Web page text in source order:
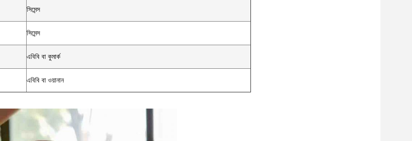
সিমেন্স
সিমেন্স
এবিবি বা কুমার্ক
এবিবি বা ওয়ানান